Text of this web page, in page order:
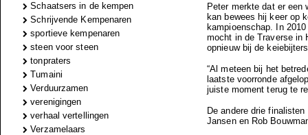
Schaatsers in de kempen
Schrijvende Kempenaren
sportieve kempenaren
steen voor steen
tonpraters
Tumaini
Verduurzamen
verenigingen
verhaal vertellingen
Verzamelaars
Peter merkte dat er
kan bewees hij keer op
kampioenschap. In
mocht in de Traverse in
opnieuw bij de
“Al meteen bij het
laatste voorronde
juiste moment terug te
De andere drie
Jansen en Rob